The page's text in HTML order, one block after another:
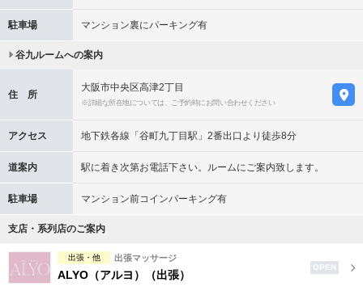
駐車場 マンション裏にパーキング有
谷九ルームへの案内
住 所
大阪市中央区高津2丁目
※詳細な所在地については、ご予約時にお問い合わせください
アクセス 地下鉄各線「谷町九丁目駅」2番出口より徒歩8分
道案内 駅に着き次第お電話下さい。ルームにご案内致します。
駐車場 マンション前コインパーキング有
支店・系列店のご案内
出張・他 出張マッサージ
OPEN
ALYO（アルヨ）（出張）